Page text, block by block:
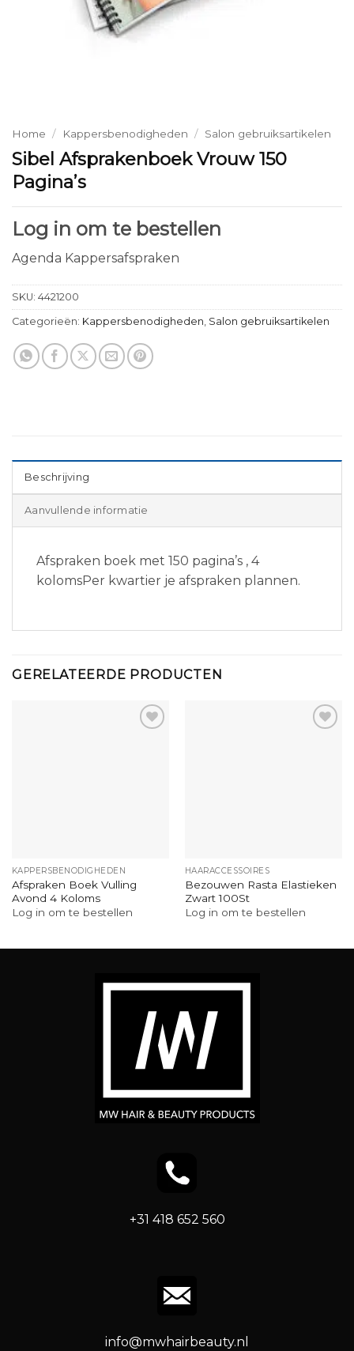
Home / Kappersbenodigheden / Salon gebruiksartikelen
Sibel Afsprakenboek Vrouw 150
Pagina’s
Log in om te bestellen
Agenda Kappersafspraken
SKU: 4421200
Categorieën: Kappersbenodigheden Salon gebruiksartikelen
Beschrijving
Aanvullende informatie
Afspraken boek met 150 pagina’s , 4
kolomsPer kwartier je afspraken plannen.
GERELATEERDE PRODUCTEN
KAPPERSBENODIGHEDEN
Afspraken Boek Vulling
Avond 4 Koloms
Log in om te bestellen
HAARACCESSOIRES
Bezouwen Rasta Elastieken
Zwart 100St
Log in om te bestellen
+31 418 652 560
info@mwhairbeauty.nl